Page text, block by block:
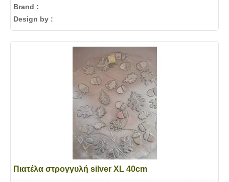
Brand :
Design by :
Πιατέλα στρογγυλή silver XL 40cm